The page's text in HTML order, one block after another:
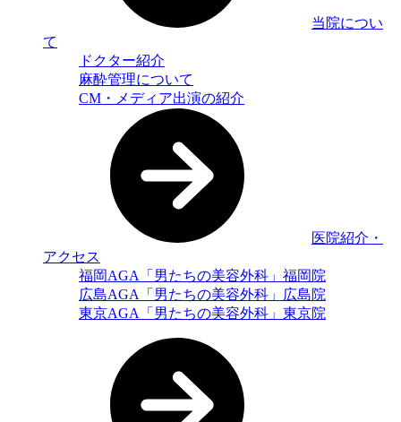
当院につい
て
ドクター紹介
麻酔管理について
CM・メディア出演の紹介
医院紹介・
アクセス
福岡AGA「男たちの美容外科」福岡院
広島AGA「男たちの美容外科」広島院
東京AGA「男たちの美容外科」東京院